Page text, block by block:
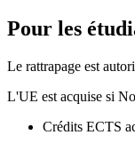
Pour les
Le rattrapage est
L'UE est acquise si
Crédits ECTS